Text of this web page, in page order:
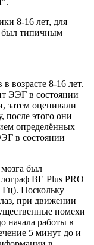
8-16 лет, для
был типичным
возрасте 8-16 лет.
ЭЭГ в состоянии
затем оценивали
после этого они
определённых
в состоянии
был
BE Plus PRO
Гц). Поскольку
при движении
помехи
начала работы в
5 минут до и